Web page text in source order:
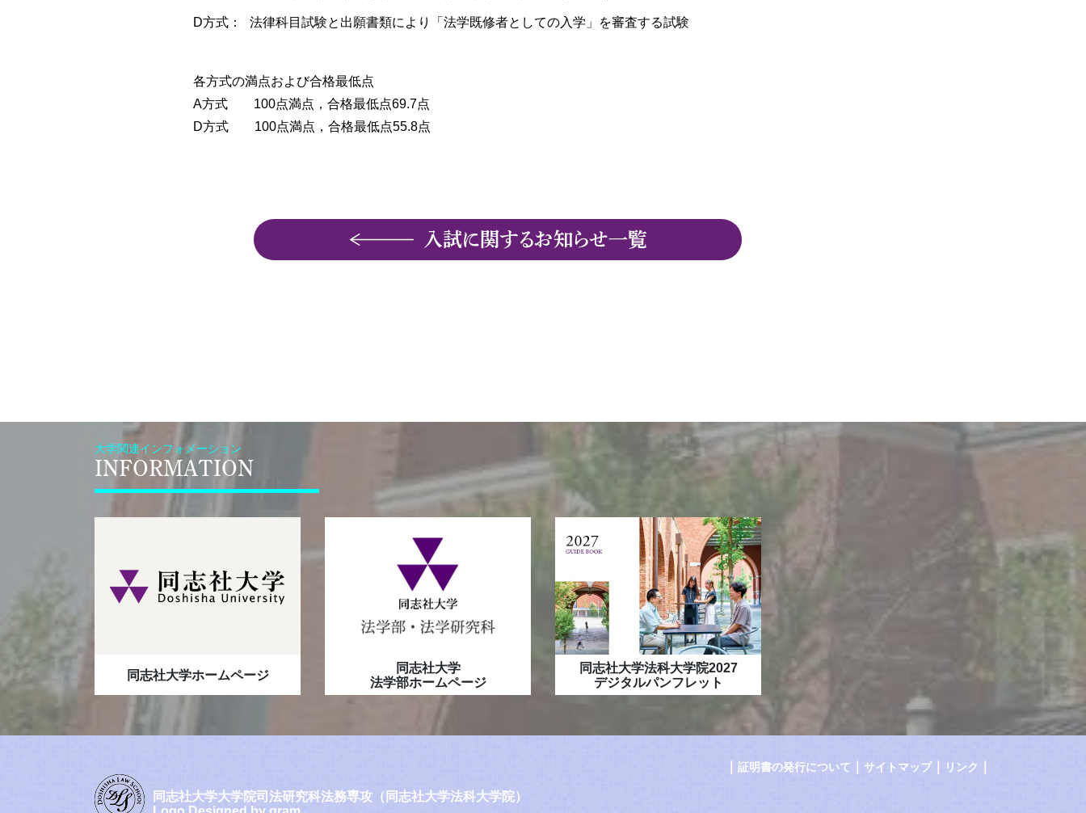
D方式： 法律科目試験と出願書類により「法学既修者としての入学」を審査する試験
各方式の満点および合格最低点
A方式 100点満点，合格最低点69.7点
D方式 100点満点，合格最低点55.8点
入試に関するお知らせ一覧
大学関連インフォメーション
INFORMATION
同志社大学ホームページ
同志社大学
法学部ホームページ
同志社大学法科大学院2027
デジタルパンフレット
証明書の発行について サイトマップ｜ リンク
同志社大学大学院司法研究科法務専攻（同志社大学法科大学院）